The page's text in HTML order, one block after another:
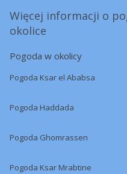
Więcej informacji o
okolice
Pogoda w okolicy
Pogoda Ksar el Ababsa
Pogoda Haddada
Pogoda Ghomrassen
Pogoda Ksar Mrabtine